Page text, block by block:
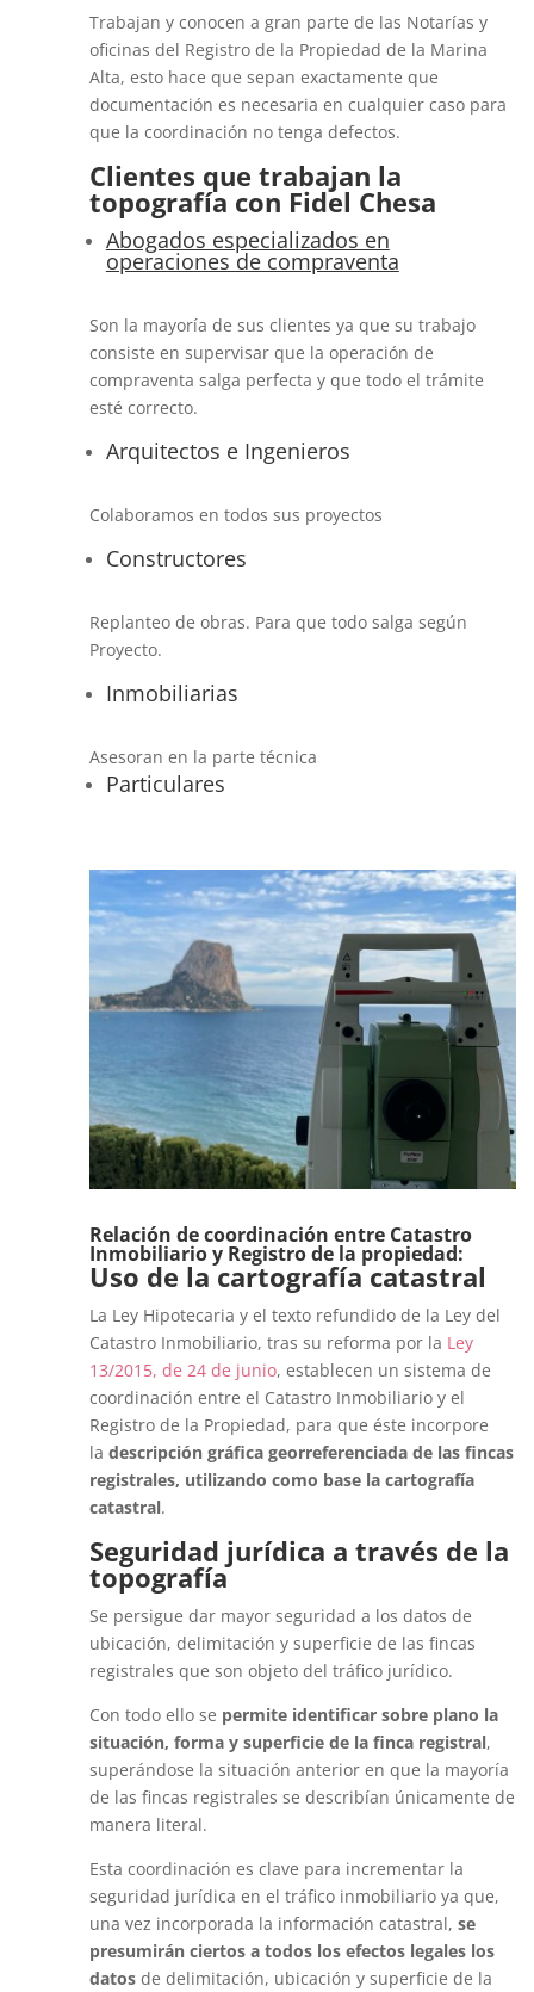
Trabajan y conocen a gran parte de las Notarías y
oficinas del Registro de la Propiedad de la Marina
Alta, esto hace que sepan exactamente que
documentación es necesaria en cualquier caso para
que la coordinación no tenga defectos.
Clientes que trabajan la
topografía con Fidel Chesa
Abogados especializados en
operaciones de compraventa
Son la mayoría de sus clientes ya que su trabajo
consiste en supervisar que la operación de
compraventa salga perfecta y que todo el trámite
esté correcto.
Arquitectos e Ingenieros
Colaboramos en todos sus proyectos
Constructores
Replanteo de obras. Para que todo salga según
Proyecto.
Inmobiliarias
Asesoran en la parte técnica
Particulares
Relación de coordinación entre Catastro
Inmobiliario y Registro de la propiedad:
Uso de la cartografía catastral
La Ley Hipotecaria y el texto refundido de la Ley del
Catastro Inmobiliario, tras su reforma por la Ley
13/2015, de 24 de junio, establecen un sistema de
coordinación entre el Catastro Inmobiliario y el
Registro de la Propiedad, para que éste incorpore
la descripción gráfica georreferenciada de las fincas
registrales, utilizando como base la cartografía
catastral.
Seguridad jurídica a través de la
topografía
Se persigue dar mayor seguridad a los datos de
ubicación, delimitación y superficie de las fincas
registrales que son objeto del tráfico jurídico.
Con todo ello se permite identificar sobre plano la
situación, forma y superficie de la finca registral,
superándose la situación anterior en que la mayoría
de las fincas registrales se describían únicamente de
manera literal.
Esta coordinación es clave para incrementar la
seguridad jurídica en el tráfico inmobiliario ya que,
una vez incorporada la información catastral, se
presumirán ciertos a todos los efectos legales los
datosde delimitación, ubicación y superficie de la